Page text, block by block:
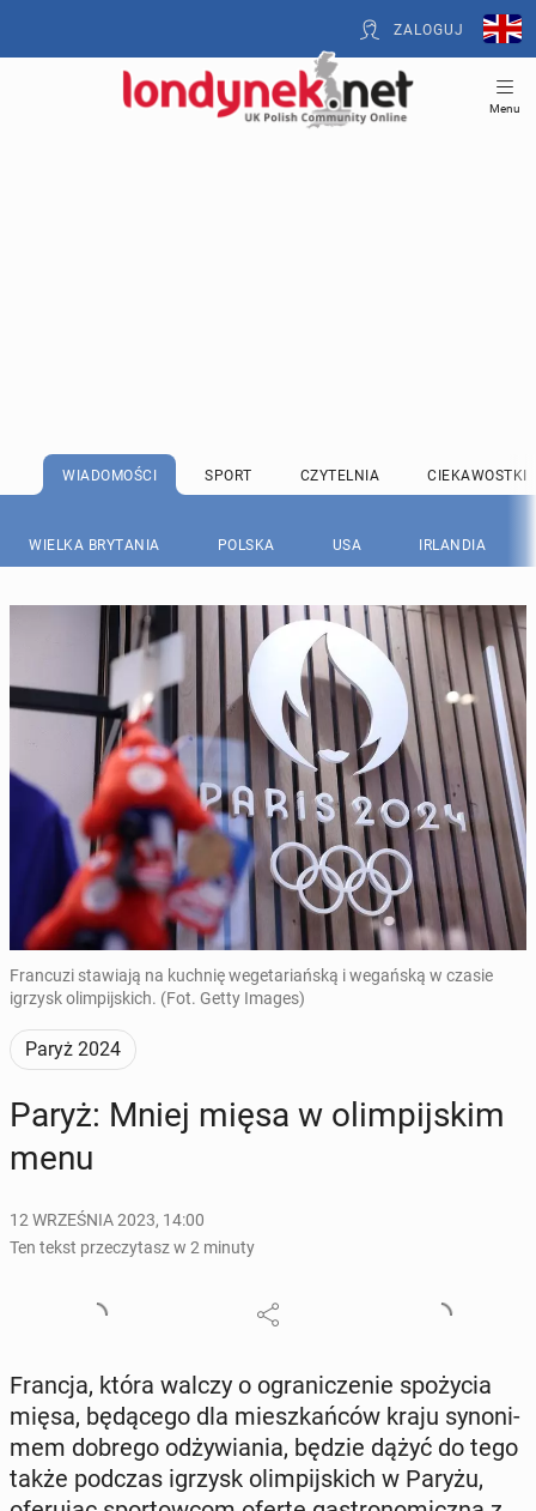
ZALOGUJ
Menu
WIADOMOŚCI SPORT CZYTELNIA CIEKAWOSTKI
WIELKA BRYTANIA POLSKA USA IRLANDIA
Francuzi stawiają na kuchnię wegetariańską i wegańską w czasie
igrzysk olimpijskich. (Fot. Getty Images)
Paryż 2024
Paryż: Mniej mięsa w olim­pij­skim
menu
12 WRZEŚNIA 2023, 14:00
Ten tekst przeczytasz w 2 minuty
Francja, która walczy o ogra­ni­cze­nie spo­ży­cia
mięsa, bę­dą­ce­go dla miesz­kań­ców kraju sy­no­ni­
mem dobrego od­ży­wia­nia, będzie dążyć do tego
także podczas igrzysk olim­pij­skich w Paryżu,